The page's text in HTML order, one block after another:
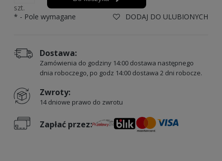
szt.
DODAJ DO ULUBIONYCH
* - Pole wymagane
Dostawa:
Zamówienia do godziny 14:00 dostawa następnego
dnia roboczego, po godz 14:00 dostawa 2 dni robocze.
Zwroty:
14 dniowe prawo do zwrotu
Zapłać przez: